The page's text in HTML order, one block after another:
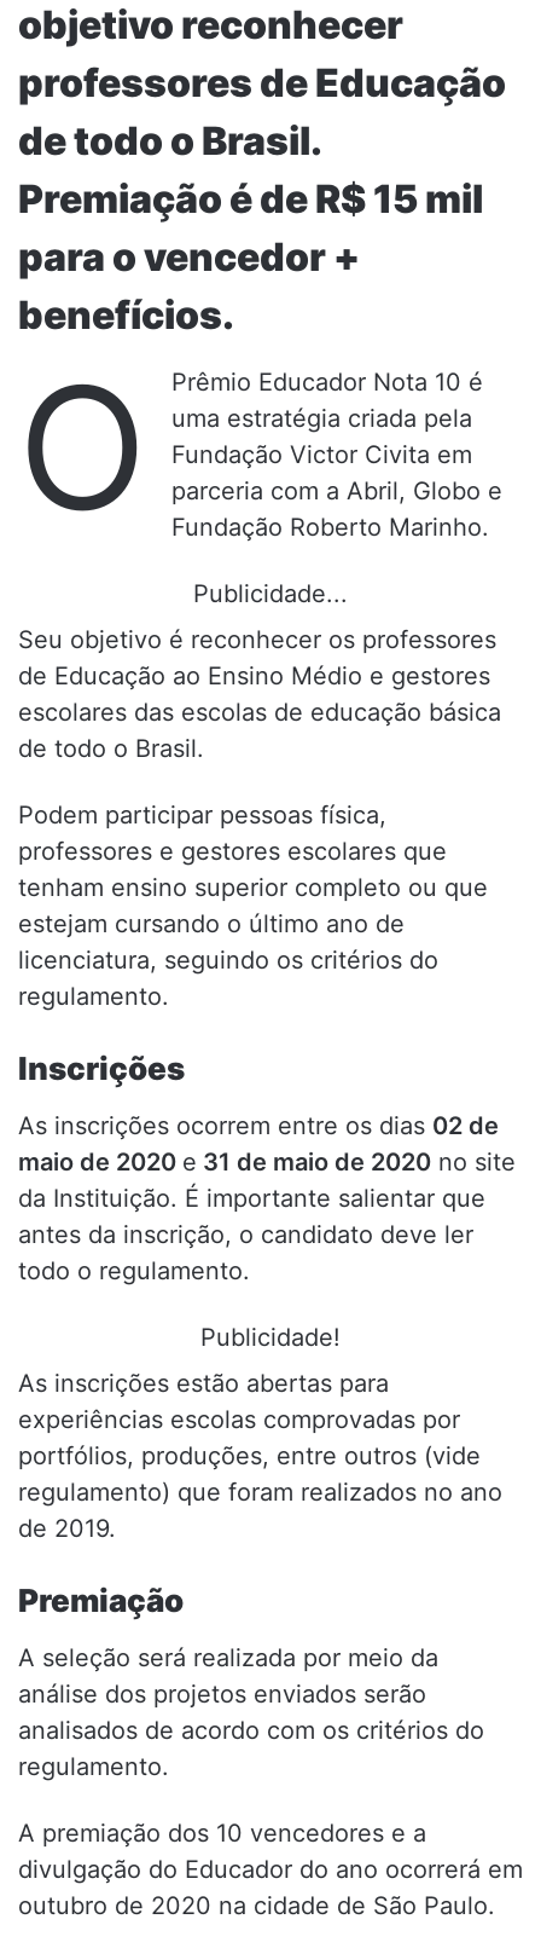
objetivo reconhecer
professores de Educação
de todo o Brasil.
Premiação é de R$ 15 mil
para o vencedor +
benefícios.
O
Prêmio Educador Nota 10 é
uma estratégia criada pela
Fundação Victor Civita em
parceria com a Abril, Globo e
Fundação Roberto Marinho.
Publicidade...
Seu objetivo é reconhecer os professores
de Educação ao Ensino Médio e gestores
escolares das escolas de educação básica
de todo o Brasil.
Podem participar pessoas física,
professores e gestores escolares que
tenham ensino superior completo ou que
estejam cursando o último ano de
licenciatura, seguindo os critérios do
regulamento.
Inscrições
As inscrições ocorrem entre os dias 02 de
maio de 2020 e 31 de maio de 2020 no site
da Instituição. É importante salientar que
antes da inscrição, o candidato deve ler
todo o regulamento.
Publicidade!
As inscrições estão abertas para
experiências escolas comprovadas por
portfólios, produções, entre outros (vide
regulamento) que foram realizados no ano
de 2019.
Premiação
A seleção será realizada por meio da
análise dos projetos enviados serão
analisados de acordo com os critérios do
regulamento.
A premiação dos 10 vencedores e a
divulgação do Educador do ano ocorrerá em
outubro de 2020 na cidade de São Paulo.